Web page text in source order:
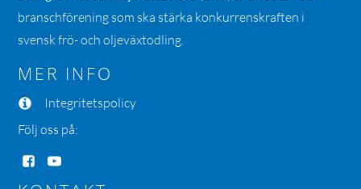
branschförening som ska stärka konkurrenskraften i
svensk frö- och oljeväxtodling.
MER INFO
Integritetspolicy
Följ oss på: